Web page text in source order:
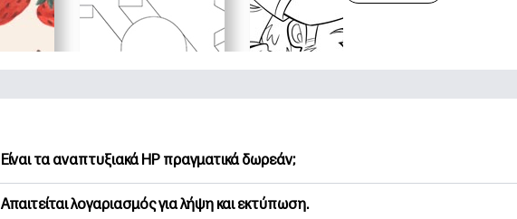
Είναι τα αναπτυξιακά HP πραγματικά δωρεάν;
Η HP Printables προσφέρει 2,500+ δωρεάν εκτυπώσιμα για λήψη και εκτύπωση.
Εξερευνήστε τις προτιμώμενες σελίδες χρωματισμού, τα διασκεδαστικά φύλλα
Απαιτείται λογαριασμός για λήψη και εκτύπωση.